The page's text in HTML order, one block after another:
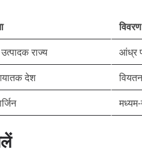
विवरण
राज्य
आंध्र
देश